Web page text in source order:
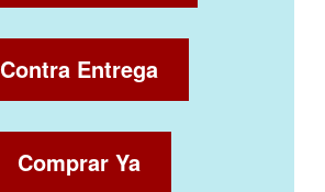
Contra Entrega
Comprar Ya